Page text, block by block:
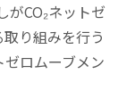
CO₂ネットゼ
り組みを行う
ロムーブメン